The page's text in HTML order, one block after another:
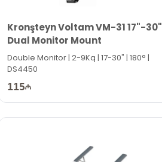
Kronşteyn Voltam VM-31 17"-30"
Dual Monitor Mount
Double Monitor | 2-9Kq | 17-30" | 180° |
DS4450
115